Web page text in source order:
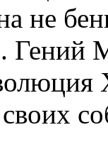
не
Гений